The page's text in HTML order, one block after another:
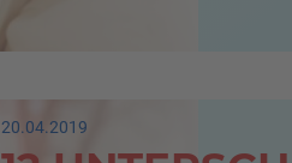
20.04.2019